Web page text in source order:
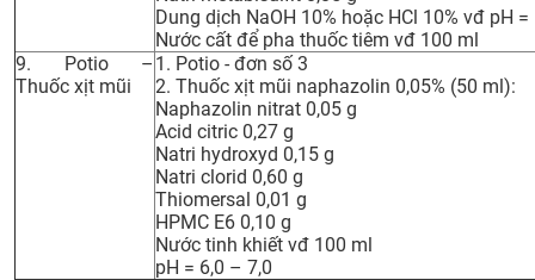
Dung dịch NaOH 10% hoặc HCl 10% vđ pH
Nước cất để pha thuốc tiêm vđ 100 ml
9. Potio –
Thuốc xịt mũi
1. Potio - đơn số 3
2. Thuốc xịt mũi naphazolin 0,05% (50 ml):
Naphazolin nitrat 0,05 g
Acid citric 0,27 g
Natri hydroxyd 0,15 g
Natri clorid 0,60 g
Thiomersal 0,01 g
HPMC E6 0,10 g
Nước tinh khiết vđ 100 ml
pH = 6,0 – 7,0